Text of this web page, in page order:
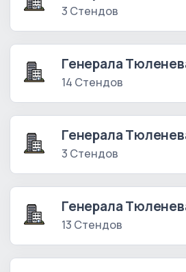
3 Стендов
Генерала
14 Стендов
Генерала
3 Стендов
Генерала
13 Стендов